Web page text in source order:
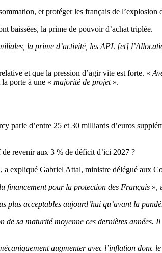
et protéger les français de l’explosion
baissées, la prime de pouvoir d’achat triplée.
la prime d’activité, les APL [et]
et que la pression d’agir vite est forte. «
porte à une « majorité de projet».
parle d’entre 25 et 30 milliards d’euros
revenir aux 3 % de déficit d’ici 2027 ?
a expliqué Gabriel Attal, ministre délégué aux
financement pour la protection des Français »,
plus acceptables aujourd’hui qu’avant la
sa maturité moyenne ces dernières années.
augmenter avec l’inflation donc